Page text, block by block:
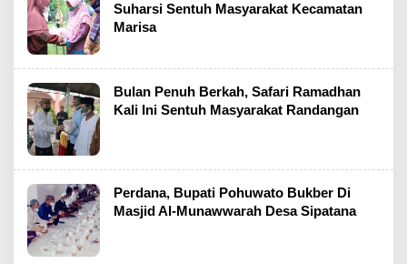
Suharsi Sentuh Masyarakat Kecamatan
Marisa
Bulan Penuh Berkah, Safari Ramadhan
Kali Ini Sentuh Masyarakat Randangan
Perdana, Bupati Pohuwato Bukber Di
Masjid Al-Munawwarah Desa Sipatana